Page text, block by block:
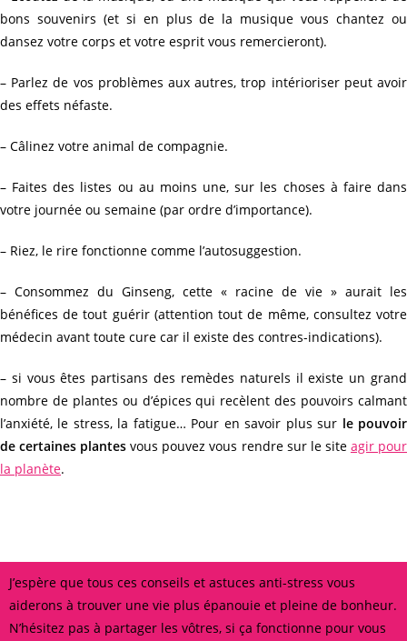
bons souvenirs (et si en plus de la musique vous chantez ou
dansez votre corps et votre esprit vous remercieront).
– Parlez de vos problèmes aux autres, trop intérioriser peut avoir
des effets néfaste.
– Câlinez votre animal de compagnie.
– Faites des listes ou au moins une, sur les choses à faire dans
votre journée ou semaine (par ordre d’importance).
– Riez, le rire fonctionne comme l’autosuggestion.
– Consommez du Ginseng, cette « racine de vie » aurait les
bénéfices de tout guérir (attention tout de même, consultez votre
médecin avant toute cure car il existe des contres-indications).
– si vous êtes partisans des remèdes naturels il existe un grand
nombre de plantes ou d’épices qui recèlent des pouvoirs calmant
l’anxiété, le stress, la fatigue… Pour en savoir plus sur le pouvoir
de certaines plantes vous pouvez vous rendre sur le site agir pour
la planète.
J’espère que tous ces conseils et astuces anti-stress vous
aiderons à trouver une vie plus épanouie et pleine de bonheur.
N’hésitez pas à partager les vôtres, si ça fonctionne pour vous